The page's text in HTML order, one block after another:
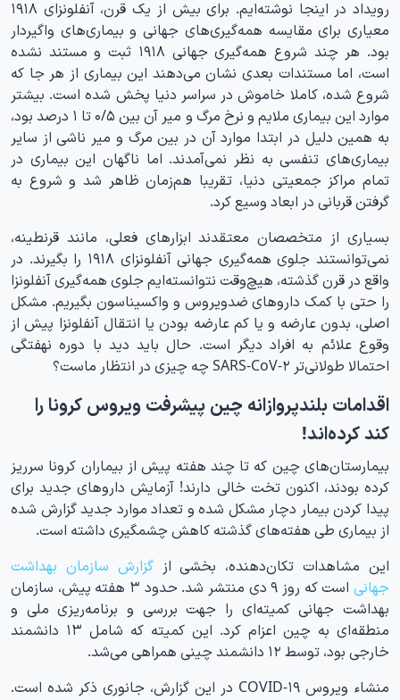
رویداد در اینجا نوشته‌ایم. برای بیش از یک قرن، آنفلونزای ۱۹۱۸
معیاری برای مقایسه همه‌گیری‌های جهانی و بیماری‌های واگیردار
بود. هر چند شروع همه‌گیری جهانی ۱۹۱۸ ثبت و مستند نشده
است، اما مستندات بعدی نشان می‌دهند این بیماری از هر جا که
شروع شده، کاملا خاموش در سراسر دنیا پخش شده است. بیشتر
موارد این بیماری ملایم و نرخ مرگ و میر آن بین ۰/۵ تا ۱ درصد بود،
به همین دلیل در ابتدا موارد آن در بین مرگ و میر ناشی از سایر
بیماری‌های تنفسی به نظر نمی‌آمدند. اما ناگهان این بیماری در
تمام مراکز جمعیتی دنیا، تقریبا هم‌زمان ظاهر شد و شروع به
گرفتن قربانی در ابعاد وسیع کرد.
بسیاری از متخصصان معتقدند ابزارهای فعلی، مانند قرنطینه،
نمی‌توانستند جلوی همه‌گیری جهانی آنفلونزای ۱۹۱۸ را بگیرند. در
واقع در قرن گذشته، هیچ‌وقت نتوانسته‌ایم جلوی همه‌گیری آنفلونزا
را حتی با کمک داروهای ضدویروس و واکسیناسون بگیریم. مشکل
اصلی، بدون عارضه و یا کم عارضه بودن یا انتقال آنفلونزا پیش از
وقوع علائم به افراد دیگر است. حال باید دید با دوره نهفتگی
احتمالا طولانی‌تر SARS-CoV-۲ چه چیزی در انتظار ماست؟
اقدامات بلندپروازانه چین پیشرفت ویروس کرونا را
کند کرده‌اند!
بیمارستان‌های چین که تا چند هفته پیش از بیماران کرونا سرریز
کرده بودند، اکنون تخت خالی دارند! آزمایش داروهای جدید برای
پیدا کردن بیمار دچار مشکل شده و تعداد موارد جدید گزارش شده
از بیماری طی هفته‌های گذشته کاهش چشمگیری داشته است.
این مشاهدات تکان‌دهنده، بخشی ازگزارش سازمان بهداشت
جهانی
است که روز ۹ دی منتشر شد. حدود ۳ هفته پیش، سازمان
بهداشت جهانی کمیته‌ای را جهت بررسی و برنامه‌ریزی ملی و
منطقه‌ای به چین اعزام کرد. این کمیته که شامل ۱۳ دانشمند
خارجی بود، توسط ۱۲ دانشمند چینی همراهی می‌شد.
منشاء ویروس COVID-۱۹ در این گزارش، جانوری ذکر شده است.